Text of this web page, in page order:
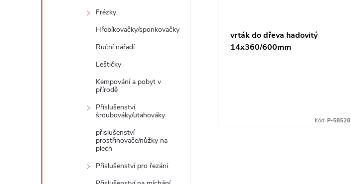
Frézky
Hřebíkovačky/sponkovačky
Ruční nářadí
Leštičky
Kempování a pobyt v
přírodě
Příslušenství
šroubováky/utahováky
přislušenství
prostřihovače/nůžky na
plech
Přislušenství pro řezání
vrták do dřeva hadovitý
14x360/600mm
Kód:P-58528